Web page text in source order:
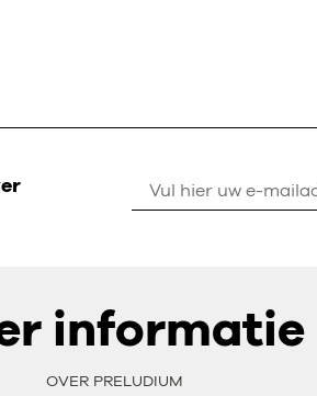
informatie
OVER PRELUDIUM